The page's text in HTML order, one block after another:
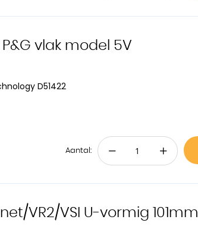
vlak model 5V
D51422
Aantal: − +
VR2/VSI U-vormig 101mm